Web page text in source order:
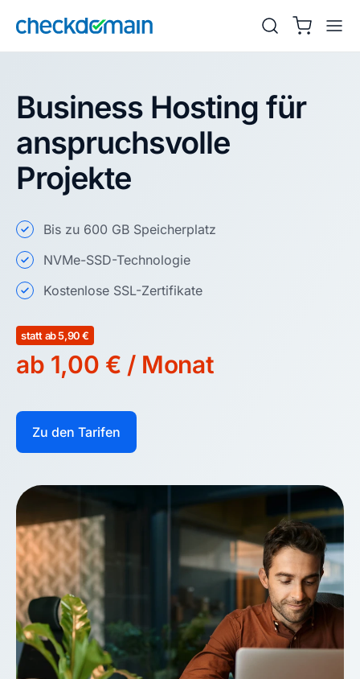
Business Hosting für
anspruchsvolle
Projekte
Bis zu 600 GB Speicherplatz
NVMe-SSD-Technologie
Kostenlose SSL-Zertifikate
statt ab 5,90 €
ab 1,00 € / Monat
Zu den Tarifen